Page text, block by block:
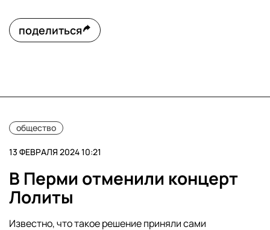
поделиться
общество
13 ФЕВРАЛЯ 2024 10:21
В Перми отменили концерт
Лолиты
Известно, что такое решение приняли сами